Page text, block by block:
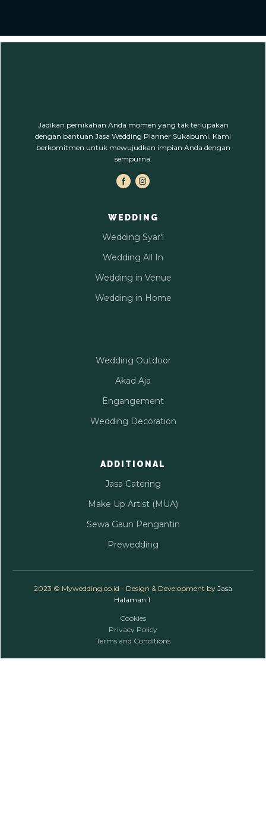
Jadikan pernikahan Anda momen yang tak terlupakan
dengan bantuan Jasa Wedding Planner Sukabumi. Kami
berkomitmen untuk mewujudkan impian Anda dengan
sempurna.
WEDDING
Wedding Syar'i
Wedding All In
Wedding in Venue
Wedding in Home
Wedding Outdoor
Akad Aja
Engangement
Wedding Decoration
ADDITIONAL
Jasa Catering
Make Up Artist (MUA)
Sewa Gaun Pengantin
Prewedding
2023 © Mywedding.co.id - Design & Development by Jasa
Halaman 1
Cookies
Privacy Policy
Terms and Conditions